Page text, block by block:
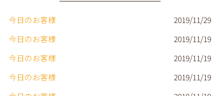
今日のお客様
2019/11/29
今日のお客様
2019/11/19
今日のお客様
2019/11/19
今日のお客様
2019/11/19